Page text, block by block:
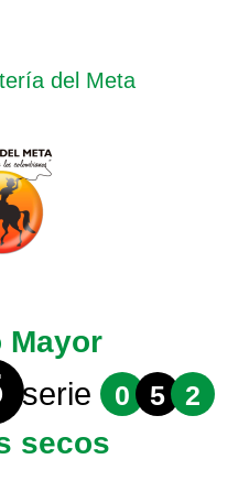
del Meta
Mayor
serie 0 5 2
secos